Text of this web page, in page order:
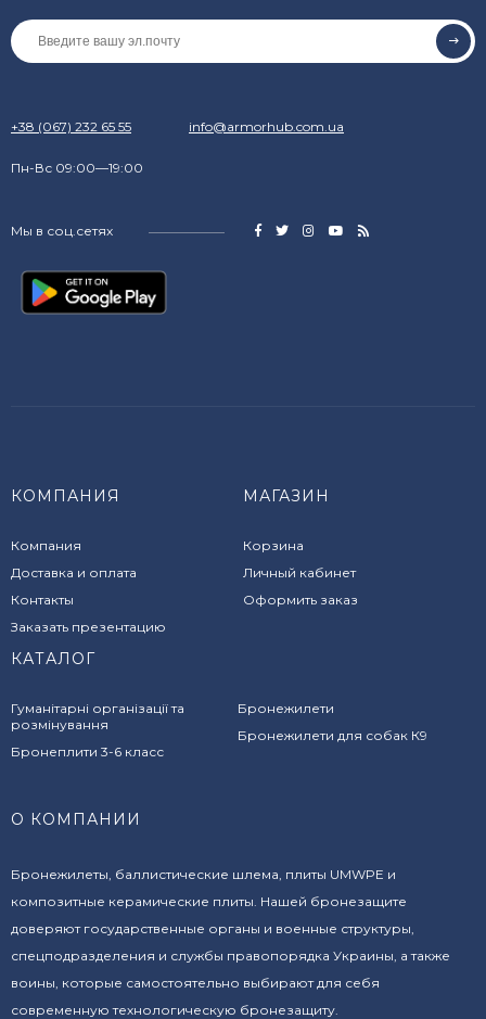
+38 (067) 232 65 55 info@armorhub.com.ua
Пн-Вс 09:00—19:00
Мы в соц.сетях
КОМПАНИЯ
Компания
Доставка и оплата
Контакты
Заказать презентацию
МАГАЗИН
Корзина
Личный кабинет
Оформить заказ
КАТАЛОГ
Гуманітарні організації та
розмінування
Бронеплити 3-6 класс
Бронежилети
Бронежилети для собак К9
О КОМПАНИИ
Бронежилеты, баллистические шлема, плиты UMWPE и
композитные керамические плиты. Нашей бронезащите
доверяют государственные органы и военные структуры,
спецподразделения и службы правопорядка Украины, а также
воины, которые самостоятельно выбирают для себя
современную технологическую бронезащиту.